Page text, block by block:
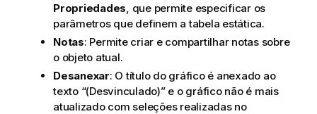
Propriedades , que permite especificar os
parâmetros que definem a tabela estática.
Notas: Permite criar e compartilhar notas sobre
o objeto atual.
Desanexar: O título do gráfico é anexado ao
texto “(Desvinculado)” e o gráfico não é mais
atualizado com seleções realizadas no